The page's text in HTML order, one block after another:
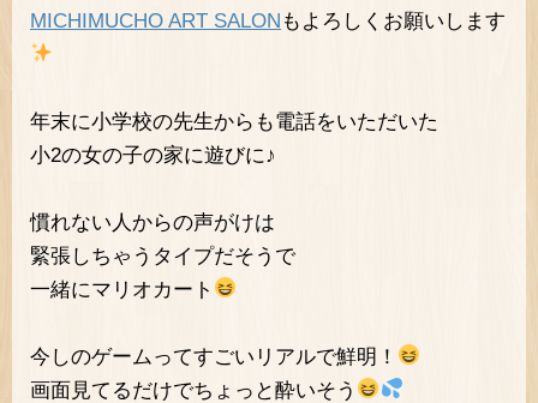
MICHIMUCHO ART SALON もよろしくお願いします
年末に小学校の先生からも電話をいただいた
小2の女の子の家に遊びに♪
慣れない人からの声がけは
緊張しちゃうタイプだそうで
一緒にマリオカート
今しのゲームってすごいリアルで鮮明！
画面見てるだけでちょっと酔いそう